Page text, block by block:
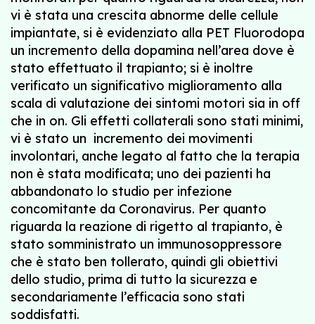
vi è stata una crescita abnorme delle cellule
impiantate, si è evidenziato alla PET Fluorodopa
un incremento della dopamina nell’area dove è
stato effettuato il trapianto; si è inoltre
verificato un significativo miglioramento alla
scala di valutazione dei sintomi motori sia in off
che in on. Gli effetti collaterali sono stati minimi,
vi è stato un incremento dei movimenti
involontari, anche legato al fatto che la terapia
non è stata modificata; uno dei pazienti ha
abbandonato lo studio per infezione
concomitante da Coronavirus. Per quanto
riguarda la reazione di rigetto al trapianto, è
stato somministrato un immunosoppressore
che è stato ben tollerato, quindi gli obiettivi
dello studio, prima di tutto la sicurezza e
secondariamente l’efficacia sono stati
soddisfatti.